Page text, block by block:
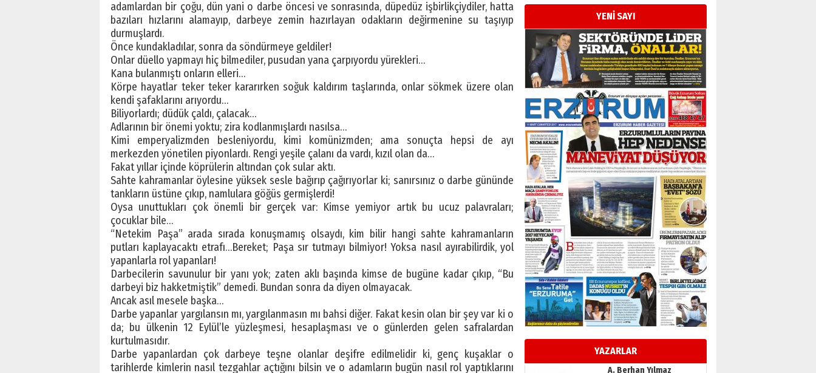
adamlardan bir çoğu, dün yani o darbe öncesi ve sonrasında, düpedüz işbirlikçiydiler, hatta
bazıları hızlarını alamayıp, darbeye zemin hazırlayan odakların değirmenine su taşıyıp
durmuşlardı.
Önce kundakladılar, sonra da söndürmeye geldiler!
Onlar düello yapmayı hiç bilmediler, pusudan yana çarpıyordu yürekleri…
Kana bulanmıştı onların elleri…
Körpe hayatlar teker teker kararırken soğuk kaldırım taşlarında, onlar sökmek üzere olan
kendi şafaklarını arıyordu…
Biliyorlardı; düdük çaldı, çalacak…
Adlarının bir önemi yoktu; zira kodlanmışlardı nasılsa…
Kimi emperyalizmden besleniyordu, kimi komünizmden; ama sonuçta hepsi de ayı
merkezden yönetilen piyonlardı. Rengi yeşile çalanı da vardı, kızıl olan da…
Fakat yıllar içinde köprülerin altından çok sular aktı.
Sahte kahramanlar öylesine yüksek sesle bağırıp çağırıyorlar ki; sanırsınız o darbe gününde
tankların üstüne çıkıp, namlulara göğüs germişlerdi!
Oysa unuttukları çok önemli bir gerçek var: Kimse yemiyor artık bu ucuz palavraları;
çocuklar bile…
“Netekim Paşa” arada sırada konuşmamış olsaydı, kim bilir hangi sahte kahramanların
putları kaplayacaktı etrafı…Bereket; Paşa sır tutmayı bilmiyor! Yoksa nasıl ayırabilirdik, yol
yapanlarla rol yapanları!
Darbecilerin savunulur bir yanı yok; zaten aklı başında kimse de bugüne kadar çıkıp, “Bu
darbeyi biz hakketmiştik” demedi. Bundan sonra da diyen olmayacak.
Ancak asıl mesele başka…
Darbe yapanlar yargılansın mı, yargılanmasın mı bahsi diğer. Fakat kesin olan bir şey var ki o
da; bu ülkenin 12 Eylül’le yüzleşmesi, hesaplaşması ve o günlerden gelen safralardan
kurtulmasıdır.
Darbe yapanlardan çok darbeye teşne olanlar deşifre edilmelidir ki, genç kuşaklar o
tarihlerde kimlerin nasıl tezgahlar açtığını bilsin ve o adamların bugün nasıl rol yaptıklarını
YENİ SAYI
YAZARLAR
bir vizyon proje daha!
02 Ağustos 2026 Pazar
Kadir SABUNCUOĞLU
Erzurumspor’un köşe taşları
29 Haziran 2026 Pazartesi
Kenan GÜLERCİ
Murat Şahsuvaroğlu ERKON’da
çıtayı yukarı taşırken,
yönetimdekiler aşağı
çekmemeli!
17 Şubat 2026 SalıOrhan BOZKURT
Bir fotoğraf, bir şehir, bir
gazeteci… Dizginler kimin
elinde?
31 Mart 2026 Salı
A. Berhan Yılmaz
BİR BÖLÜM DEĞİL, BİR ÖMÜR
SEÇİYORSUNUZ… “NEDEN
ATATÜRK ÜNİVERSİTESİ?”
28 Temmuz 2026 Salı
Ahmet Gökhan YAZICI
Ahmed Yesevi’den bir
Alperen… ”Reisimiz” idi…
Hakka yürüdü.!
26 Mart 2026 Perşembe
Cem Bakırcı
Ardında bıraktığı hatıralarıyla
gönül adamı Faruk Terzioğlu!
13 Mayıs 2026 Çarşamba